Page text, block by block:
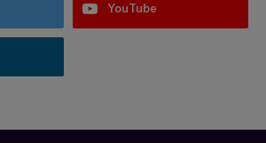
YouTube